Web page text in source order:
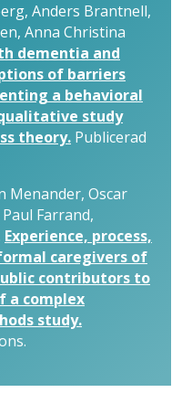
Anders Brantnell,
Anna Christina
dementia and
of barriers
a behavioral
study
theory. Publicerad
Menander, Oscar
Farrand,
Experience, process,
caregivers of
contributors to
a complex
study.